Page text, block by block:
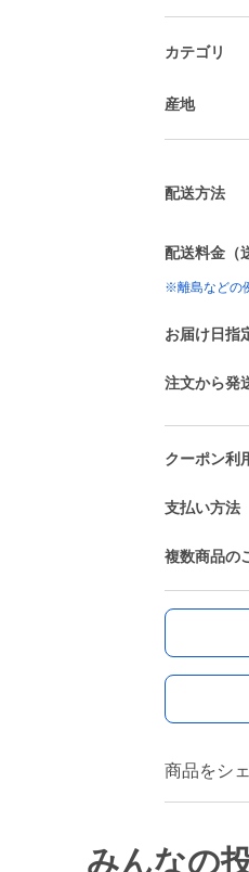
カテゴリ
産地
配送方法
配送料金（
※離島などの
お届け日指
注文から発
クーポン利
支払い方法
複数商品の
商品をシ
みんなの